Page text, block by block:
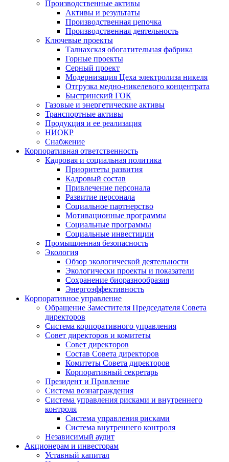
Производственные активы
Активы и результаты
Производственная цепочка
Производственная деятельность
Ключевые проекты
Талнахская обогатительная фабрика
Горные проекты
Серный проект
Модернизация Цеха электролиза никеля
Отгрузка медно-никелевого концентрата
Быстринский ГОК
Газовые и энергетические активы
Транспортные активы
Продукция и ее реализация
НИОКР
Снабжение
Корпоративная ответственность
Кадровая и социальная политика
Приоритеты развития
Кадровый состав
Привлечение персонала
Развитие персонала
Социальное партнерство
Мотивационные программы
Социальные программы
Социальные инвестиции
Промышленная безопасность
Экология
Обзор экологической деятельности
Экологически проекты и показатели
Сохранение биоразнообразия
Энергоэффективность
Корпоративное управление
Обращение Заместителя Председателя Совета
директоров
Система корпоративного управления
Совет директоров и комитеты
Совет директоров
Состав Совета директоров
Комитеты Совета директоров
Корпоративный секретарь
Президент и Правление
Система вознаграждения
Система управления рисками и внутреннего
контроля
Система управления рисками
Система внутреннего контроля
Независимый аудит
Акционерам и инвесторам
Уставный капитал